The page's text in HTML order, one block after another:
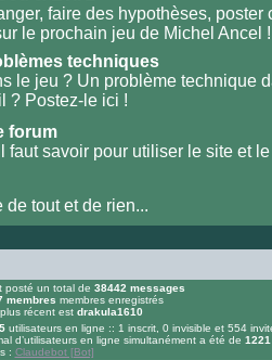
faire des hypothèses, poster
le prochain jeu de Michel Ancel !
techniques
le jeu ? Un problème technique
? Postez-le ici !
forum
faut savoir pour utiliser le site et le
de tout et de rien...
posté un total de 38442 messages
membres membres enregistrés
récent est drakula1610
utilisateurs en ligne :: 1 inscrit, 0 invisible et 554
d’utilisateurs en ligne simultanément a été de 1221
: Claudebot [Bot]